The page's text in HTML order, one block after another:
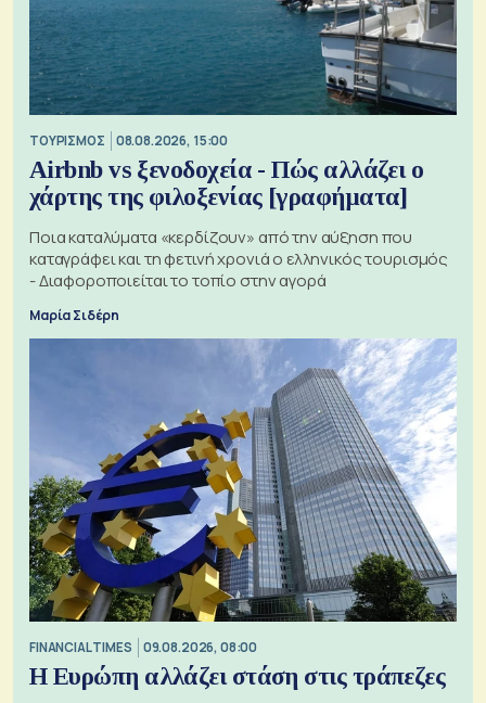
ΤΟΥΡΙΣΜΟΣ 08.08.2026, 15:00
Airbnb vs ξενοδοχεία - Πώς αλλάζει ο
χάρτης της φιλοξενίας [γραφήματα]
Ποια καταλύματα «κερδίζουν» από την αύξηση που
καταγράφει και τη φετινή χρονιά ο ελληνικός τουρισμός
- Διαφοροποιείται το τοπίο στην αγορά
Μαρία Σιδέρη
FINANCIAL TIMES 09.08.2026, 08:00
Η Ευρώπη αλλάζει στάση στις τράπεζες